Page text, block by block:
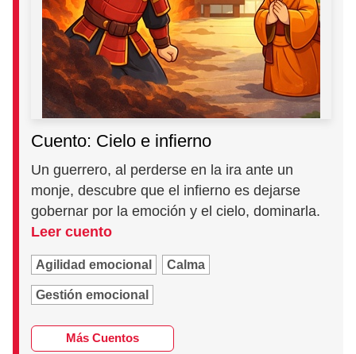
Cuento: Cielo e infierno
Un guerrero, al perderse en la ira ante un
monje, descubre que el infierno es dejarse
gobernar por la emoción y el cielo, dominarla.
Leer cuento
Agilidad emocional Calma
Gestión emocional
Más Cuentos